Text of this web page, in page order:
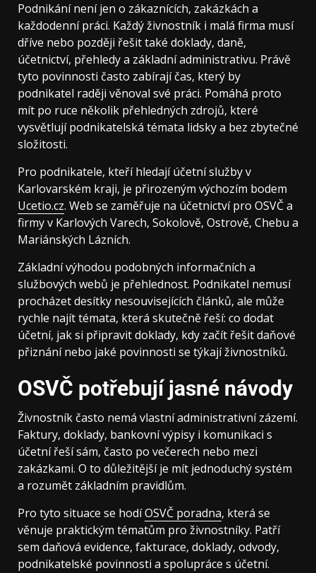
Podnikání není jen o zákaznících, zakázkách a
každodenní práci. Každý živnostník i malá firma musí
dříve nebo později řešit také doklady, daně,
účetnictví, přehledy a základní administrativu. Právě
tyto povinnosti často zabírají čas, který by
podnikatel raději věnoval své práci. Pomáhá proto
mít po ruce několik přehledných zdrojů, které
vysvětlují podnikatelská témata lidsky a bez zbytečné
složitosti.
Pro podnikatele, kteří hledají účetní služby v
Karlovarském kraji, je přirozeným výchozím bodem
Ucetio.cz. Web se zaměřuje na účetnictví pro OSVČ a
firmy v Karlových Varech, Sokolově, Ostrově, Chebu a
Mariánských Lázních.
Základní výhodou podobných informačních a
službových webů je přehlednost. Podnikatel nemusí
procházet desítky nesouvisejících článků, ale může
rychle najít témata, která skutečně řeší: co dodat
účetní, jak si připravit doklady, kdy začít řešit daňové
přiznání nebo jaké povinnosti se týkají živnostníků.
OSVČ potřebují jasné návody
Živnostník často nemá vlastní administrativní zázemí.
Faktury, doklady, bankovní výpisy i komunikaci s
účetní řeší sám, často po večerech nebo mezi
zakázkami. O to důležitější je mít jednoduchý systém
a rozumět základním pravidlům.
Pro tyto situace se hodíOSVČ poradna, která se
věnuje praktickým tématům pro živnostníky. Patří
sem daňová evidence, fakturace, doklady, odvody,
podnikatelské povinnosti a spolupráce s účetní.